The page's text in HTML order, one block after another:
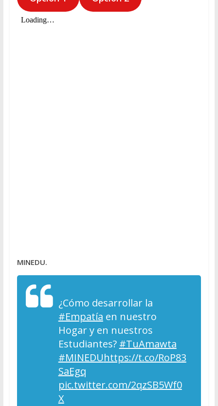
MINEDU.
¿Cómo desarrollar la
#Empatía en nuestro
Hogar y en nuestros
Estudiantes? #TuAmawta
#MINEDUhttps://t.co/RoP83
SaEgq
pic.twitter.com/2qzSB5Wf0
X